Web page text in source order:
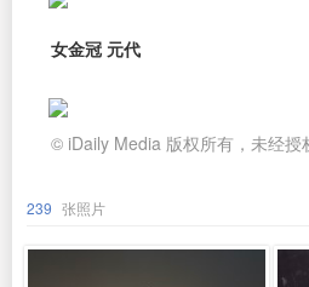
女金冠 元代
© iDaily Media 版权所有，未经授
239 张照片